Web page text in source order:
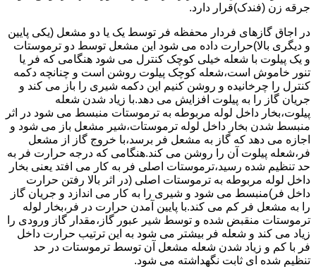
جرقه زن (فندک)قرار دارد.
در اجاق گازهای فردار محفظه فر توسط یک یا دو مشعل (یکی پایین
و دیگری بالا)حرارت داده می شود این مشعل توسط دو ترموستات
و یک پیلوت با شعله خیلی کوچک کنترل می شود هنگامی که فر یا
تنور خاموش است،شعله کوچک پیلوت روشن است و چنانچه دکمه
کنترل را چرخانیده و روشن کنیم این دکمه شیری را باز می کند و
جریان گاز را به پیلوت افزایش می دهد.با زیاد شدن شعله
پیلوت،بخار داخل لوله مربوطه به ترموستات منبسط می شود در اثر
منبسط شدن بخار داخل لوله ترموستات،شیر مشعل باز می شود و
اجازه می دهد که گاز به مشعل فر برسد،با خروج گاز از مشعل
فر،شعله پیلوت آن را روشن می کند.هنگامی که درجه حرارت فر به
حد تنظیم شده رسید،ترموستات اصلی فر به کار می افتد یعنی بخار
داخل لوله مربوطه به ترموستات اصلی (در اثر بالا رفتن حرارت
داخل فر)منبسط می شود و شیری را به کار می اندازد و جریان گاز
را به مشعل فر کم می کند.با پایین آمدن حرارت در فر،بخار لوله
ترموستات منقبض شده و توسط شیر عبور گاز،مقدار گاز ورودی را
زیاد می کند و شعله فر بیشتر می شود به این ترتیب حرارت داخل
فر با کم و زیاد شدن شعله مشعل آن توسط ترموستات در حد
تنظیم شده ای ثابت نگهداشته می شود.